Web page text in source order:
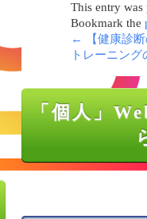
This entry
Bookmark the
←
【健康診
トレーニン
「個人」